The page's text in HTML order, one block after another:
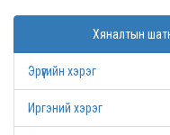
Хяналтын
Эрүүгийн хэрэг
Иргэний хэрэг